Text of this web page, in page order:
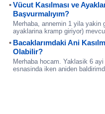
Vücut Kasılması ve
Başvurmalıyım?
Merhaba, annemin 1 yila yakin
ayaklarina kramp giriyor)
Bacaklarımdaki Ani
Olabilir?
Merhaba hocam. Yaklasik 6
esnasinda iken aniden